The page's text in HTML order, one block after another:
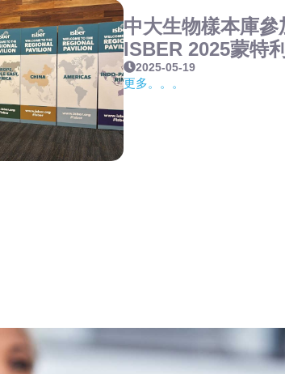
中大生物樣本庫參
ISBER 2025蒙特
2025-05-19
更多。。。